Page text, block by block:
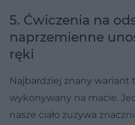
5. Ćwiczenia na
naprzemienne
ręki
Najbardziej znany
wykonywany na macie.
nasze ciało zużywa